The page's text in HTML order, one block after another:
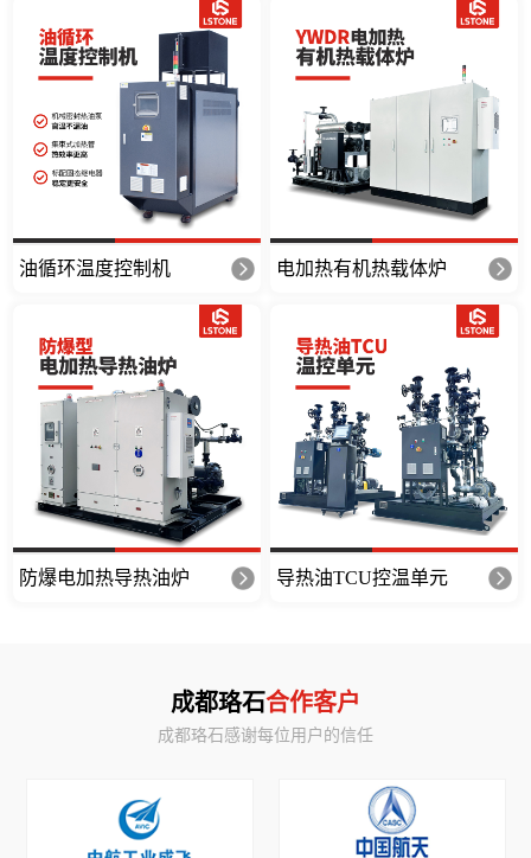
油循环温度控制机 电加热有机热载体炉
防爆电加热导热油炉 导热油TCU控温单元
成都珞石合作客户
成都珞石感谢每位用户的信任